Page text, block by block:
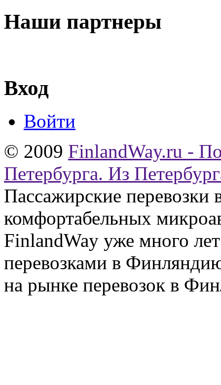
Наши партнеры
Вход
Войти
© 2009 FinlandWay.ru -
Петербурга. Из
Пассажирские
комфортабельных
FinlandWay уже много
перевозками в
на рынке перевозок в